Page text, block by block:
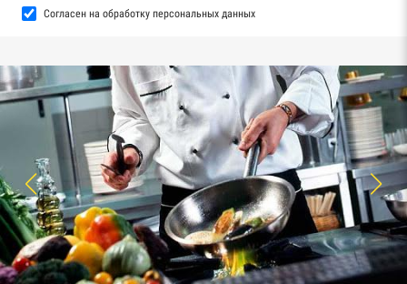
Согласен на обработку персональных данных